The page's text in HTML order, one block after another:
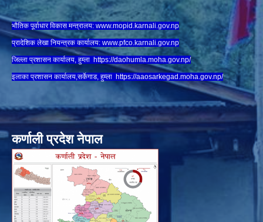
भौतिक पूर्वाधार विकास मन्त्रालय: www.mopid.karnali.gov.np
प्रादेशिक लेखा नियन्त्रक कार्यालय: www.pfco.karnali.gov.np
जिल्ला प्रशासन कार्यालय, हुम्ला https://daohumla.moha.gov.np/
इलाका प्रशासन कार्यालय,सर्केगाड, हुम्ला https://aaosarkegad.moha.gov.np/
कर्णाली प्रदेश नेपाल